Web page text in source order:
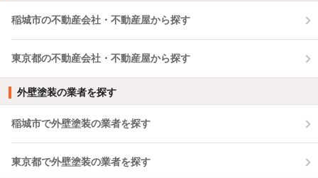
稲城市の不動産会社・不動産屋から探す
東京都の不動産会社・不動産屋から探す
外壁塗装の業者を探す
稲城市で外壁塗装の業者を探す
東京都で外壁塗装の業者を探す